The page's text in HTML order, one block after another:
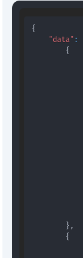
{
"data" :
{
} ,
{